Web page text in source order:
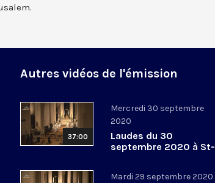
Autres vidéos de l'émission
37:00
Mercredi 30 septembre
2020
Laudes du 30
septembre 2020 à St-
Mardi 29 septembre 2020